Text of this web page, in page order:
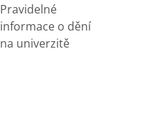
Pravidelné
informace o dění
na univerzitě